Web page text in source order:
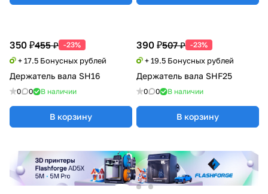
350 ₽455 ₽ -23%
+ 17.5 Бонусных рублей
Держатель вала SH16
0 0 В наличии
В корзину
390 ₽507 ₽ -23%
+ 19.5 Бонусных рублей
Держатель вала SHF25
0 0 В наличии
В корзину